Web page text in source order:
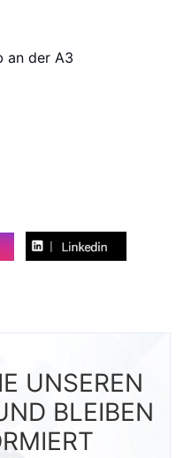
an der A3
UNSEREN
BLEIBEN